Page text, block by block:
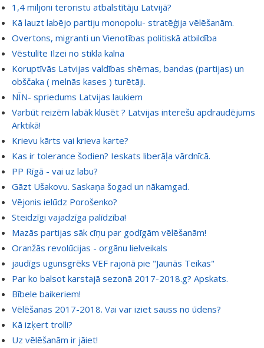
1,4 miljoni teroristu atbalstītāju Latvijā?
Kā lauzt labējo partiju monopolu- stratēģija vēlēšanām.
Overtons, migranti un Vienotības politiskā atbildība
Vēstulīte Ilzei no stikla kalna
Koruptīvās Latvijas valdības shēmas, bandas (partijas) un
obščaka ( melnās kases ) turētāji.
NĪN- spriedums Latvijas laukiem
Varbūt reizēm labāk klusēt ? Latvijas interešu apdraudējums
Arktikā!
Krievu kārts vai krieva karte?
Kas ir tolerance šodien? Ieskats liberāļa vārdnīcā.
PP Rīgā - vai uz labu?
Gāzt Ušakovu. Saskaņa šogad un nākamgad.
Vējonis ielūdz Porošenko?
Steidzīgi vajadzīga palīdzība!
Mazās partijas sāk cīņu par godīgām vēlēšanām!
Oranžās revolūcijas - orgānu lielveikals
jaudīgs ugunsgrēks VEF rajonā pie "Jaunās Teikas"
Par ko balsot karstajā sezonā 2017-2018.g? Apskats.
Bībele baikeriem!
Vēlēšanas 2017-2018. Vai var iziet sauss no ūdens?
Kā izķert trolli?
Uz vēlēšanām ir jāiet!